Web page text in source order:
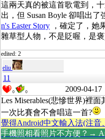
這兩天真的被這首歌電到，
出，但 Susan Boyle 卻唱出
n's Easter Story ，確定了，她
雜草型人物，不是貶喔，是
edited: 2
eliu
11
0 0 2009-04-17
Les Miserables(悲慘世界)裡面
一次比賽會不會唱這一首?
覺得Android中文輸入法(注
手機照相看照片不方便？→